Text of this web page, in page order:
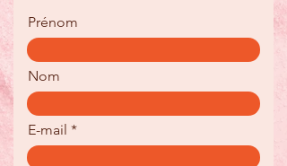
Prénom
Nom
E-mail